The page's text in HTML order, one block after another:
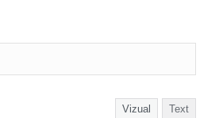
Vizual Text